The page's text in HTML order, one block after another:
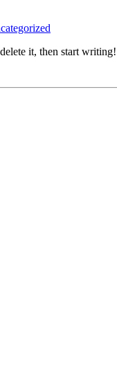
it, then start writing!